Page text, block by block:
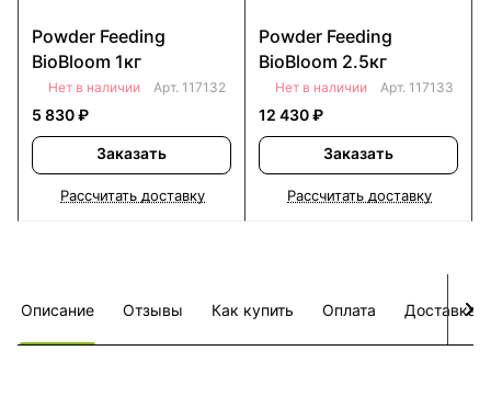
Powder Feeding
BioBloom 1кг
Нет в наличии Арт. 117132
5 830 ₽
Заказать
Рассчитать доставку
Powder Feeding
BioBloom 2.5кг
Нет в наличии Арт. 117133
12 430 ₽
Заказать
Рассчитать доставку
Описание Отзывы Как купить Оплата Доставка